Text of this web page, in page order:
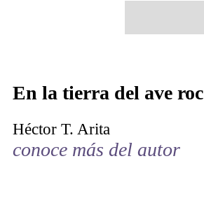
En la tierra del ave roc
Héctor T. Arita
conoce más del autor